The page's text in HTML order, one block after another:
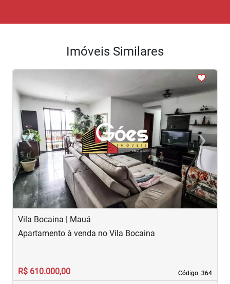
Imóveis Similares
‹Previous ›Next
Vila Bocaina | Mauá
Código. 364
Código. 364
Apartamento à venda no Vila Bocaina
R$ 610.000,00